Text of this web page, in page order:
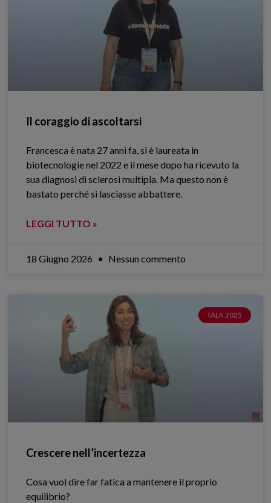
Il coraggio di ascoltarsi
Francesca è nata 27 anni fa, si è laureata in
biotecnologie nel 2022 e il mese dopo ha ricevuto la
sua diagnosi di sclerosi multipla. Ma questo non è
bastato perché si lasciasse abbattere.
LEGGI TUTTO »
18 Giugno 2026 Nessun commento
TALK 2025
Crescere nell’incertezza
Cosa vuol dire far fatica a mantenere il proprio
equilibrio?